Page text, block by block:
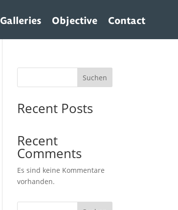
Galleries Objective Contact
Suchen
Recent Posts
Recent
Comments
Es sind keine Kommentare
vorhanden.